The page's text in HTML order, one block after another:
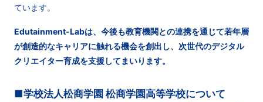
ています。
Edutainment-Labは、今後も教育機関との連携を通じて若年層
が創造的なキャリアに触れる機会を創出し、次世代のデジタル
クリエイター育成を支援してまいります。
■学校法人松商学園 松商学園高等学校について